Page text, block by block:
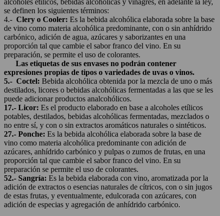
se definen los siguientes términos:
4.- Clery o Cooler: Es la bebida alcohólica elaborada sobre la base
de vino como materia alcohólica predominante, con o sin anhídrido
carbónico, adición de agua, azúcares y saborizantes en una
proporción tal que cambie el sabor franco del vino. En su
preparación, se permite el uso de colorantes.
Las etiquetas de sus envases no podrán contener
expresiones propias de tipos o variedades de uvas o vinos.
5.- Coctel: Bebida alcohólica obtenida por la mezcla de uno o más
destilados, licores o bebidas alcohólicas fermentadas a las que se les
puede adicionar productos analcohólicos.
17.- Licor: Es el producto elaborado en base a alcoholes etílicos
potables, destilados, bebidas alcohólicas fermentadas, mezclados o
no entre sí, y con o sin extractos aromáticos naturales o sintéticos.
27.- Ponche: Es la bebida alcohólica elaborada sobre la base de
vino como materia alcohólica predominante con adición de
azúcares, anhídrido carbónico y pulpas o zumos de frutas, en una
proporción tal que cambie el sabor franco del vino. En su
preparación se permite el uso de colorantes.
52.- Sangría: Es la bebida elaborada con vino, aromatizada por la
adición de extractos o esencias naturales de cítricos, con o sin jugos
de estas frutas, y eventualmente, edulcorada con azúcares, con
adición de especias y agregación de anhídrido carbónico.